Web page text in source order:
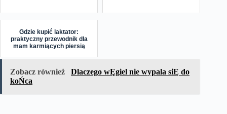
Gdzie kupić laktator:
praktyczny przewodnik dla
mam karmiących piersią
Zobacz również
Dlaczego wĘgiel nie wypala siĘ do
koŃca